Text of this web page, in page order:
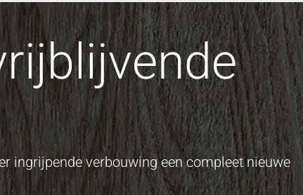
ingrijpende verbouwing een compleet nieuwe